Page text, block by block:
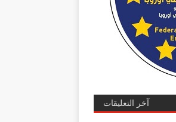
آخر التعليقات